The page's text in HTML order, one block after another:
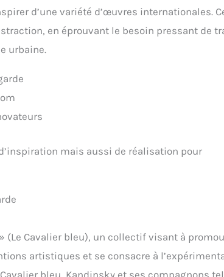
d’une variété d’œuvres internationales.
en éprouvant le besoin pressant de
urbaine.
mais aussi de réalisation pour
(Le Cavalier bleu), un collectif visant à
artistiques et se consacre à
bleu, Kandinsky et ses compagnons